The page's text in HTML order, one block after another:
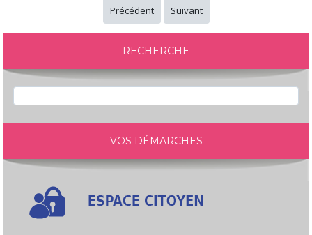
Précédent Suivant
RECHERCHE
VOS DÉMARCHES